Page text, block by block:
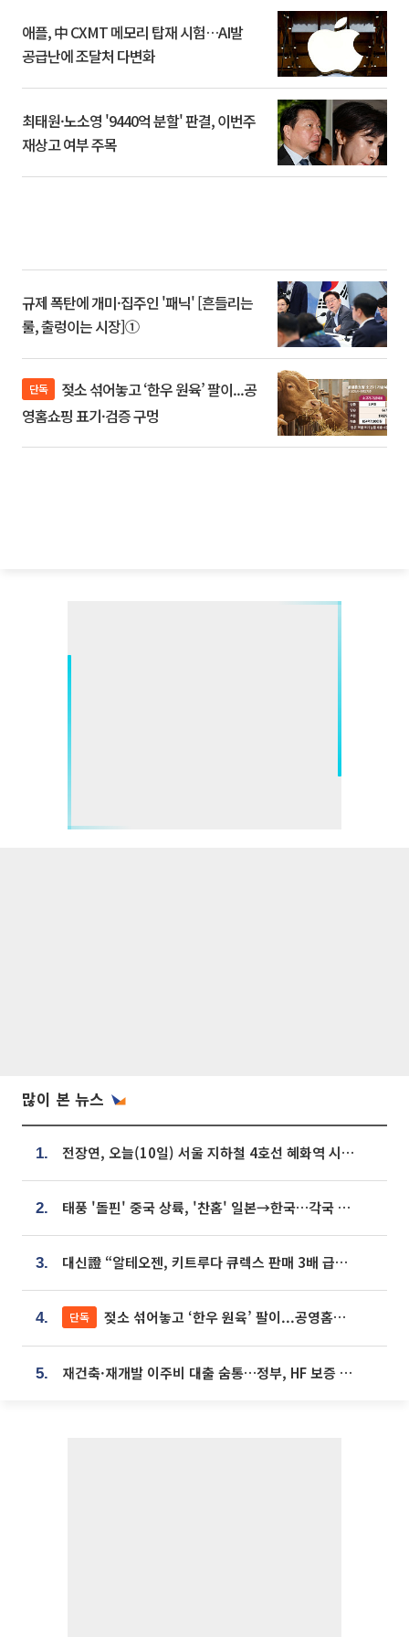
애플, 中 CXMT 메모리 탑재 시험…AI발
공급난에 조달처 다변화
최태원·노소영 '9440억 분할' 판결, 이번주
재상고 여부 주목
규제 폭탄에 개미·집주인 '패닉' [흔들리는
룰, 출렁이는 시장]①
단독
영홈쇼핑 표기·검증 구멍
많이 본 뉴스
1. 전장연, 오늘(10일) 서울 지하철 4호선 혜화역 시위…1호선 용산역 무정차
2. 태풍 '돌핀' 중국 상륙, '찬홈' 일본→한국…각국 기상청 예상 경로는?
3. 대신證 “알테오젠, 키트루다 큐렉스 판매 3배 급증…목표가 41만원 상향”
4. 단독 젖소 섞어놓고 ‘한우 원육’ 팔이...공영홈쇼핑 표기·검증 구멍
5. 재건축·재개발 이주비 대출 숨통…정부, HF 보증 신설 추진